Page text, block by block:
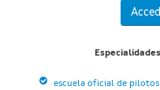
escuela oficial de pilotos